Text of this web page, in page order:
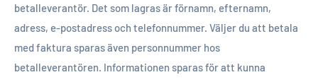
betalleverantör. Det som lagras är förnamn, efternamn,
adress, e-postadress och telefonnummer. Väljer du att betala
med faktura sparas även personnummer hos
betalleverantören. Informationen sparas för att kunna